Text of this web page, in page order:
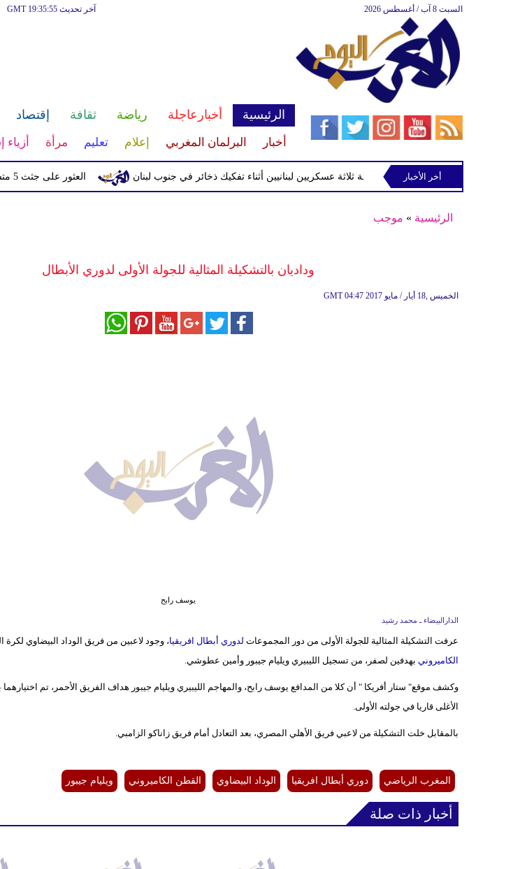
آخر تحديث GMT 19:35:55 السبت 8 آب / أغسطس 2026
الرئيسية أخبارعاجلة رياضة ثقافة إقتصاد
أخبار البرلمان المغربي إعلام تعليم مرأة أزياء
العثور على جثث 5 متسلقين فُقدوا العام الماضي في النيبال إصابة ثلاثة عسكريين لبنانيين أثناء تفكيك ذخائر في جنوب لبنانأخر الأخبار
الرئيسية » موجب
وداديان بالتشكيلة المثالية للجولة الأولى لدوري الأبطال
GMT 04:47 2017 الخميس ,18 أيار / مايو
يوسف رابح
الدارالبيضاء ـ محمد رشيد
عرفت التشكيلة المثالية للجولة الأولى من دور المجموعاتلدوري أبطال افريقيا، وجود لاعبين من فريق الوداد البيضاوي لكرة
الكاميرونيبهدفين لصفر، من تسجيل الليبيري ويليام جيبور وأمين عطوشي.
وكشف موقع" ستار أفريكا " أن كلا من المدافع يوسف رابح، والمهاجم الليبيري ويليام جيبور هداف الفريق الأحمر، تم اختيارهما
الأغلى قاريا في جولته الأولى.
بالمقابل خلت التشكيلة من لاعبي فريق الأهلي المصري، بعد التعادل أمام فريق زاناكو الزامبي.
المغرب الرياضي دوري أبطال افريقيا الوداد البيضاوي القطن الكاميروني ويليام جيبور
أخبار ذات صلة